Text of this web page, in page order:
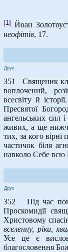
[1] Йоан
неофітів, 17.
Друк
351 Священик
воплочений,
всесвіту й
Пресвятої
ангельських сил
живих, а ще
тих, за кого
частичок біля
навколо Себе всю
Друк
352 Під час
Проскомидії
Христовому
вселенну, ріки,
Усе це є
благословення